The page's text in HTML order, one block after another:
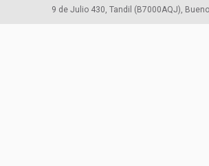
9 de Julio 430, Tandil (B7000AQJ),